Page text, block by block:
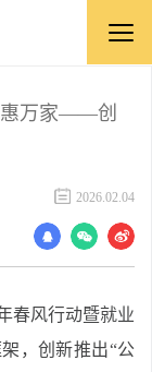
惠万家——创
2026.02.04
春风行动暨就业
，创新推出“公